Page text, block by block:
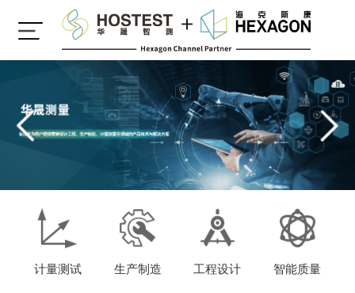
计量测试 生产制造 工程设计 智能质量